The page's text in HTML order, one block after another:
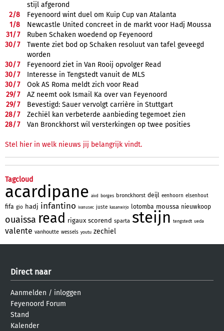
stijl afgerond
2/8
Feyenoord wint duel om Kuip Cup van Atalanta
1/8
Newcastle United concreet in de markt voor Hadj Moussa
31/7
Ruben Schaken woedend op Feyenoord
30/7
Twente ziet bod op Schaken resoluut van tafel geveegd
worden
30/7
Feyenoord ziet in Van Rooij opvolger Read
30/7
Interesse in Tengstedt vanuit de MLS
30/7
Ook AS Roma meldt zich voor Read
29/7
AZ neemt ook Ismail Ka over van Feyenoord
29/7
Bevestigd: Sauer vervolgt carrière in Stuttgart
28/7
Zechiël kan verbeterde aanbieding tegemoet zien
28/7 Van Bronckhorst wil versterkingen op twee posities
Stel hier in welk nieuws jij belangrijk vindt.
Tagcloud
acardipane aivd borges bronckhorst deijl eenhoorn elsenhout
fifa gio hadj infantino ivanusec juste kasanwirjo lotomba moussa nieuwkoop
ouaissa read rigaux scorend sparta steijn tengstedt ueda
valente vanhoutte wessels youtu zechiel
Direct naar
Aanmelden / inloggen
Feyenoord Forum
Stand
Kalender